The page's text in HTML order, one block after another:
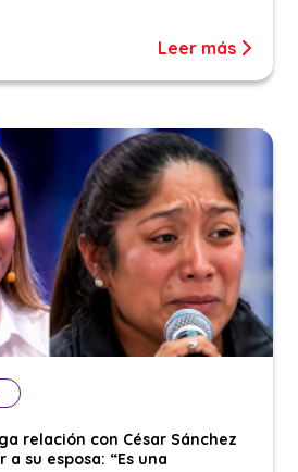
Leer más
relación con César Sánchez
su esposa: “Es una